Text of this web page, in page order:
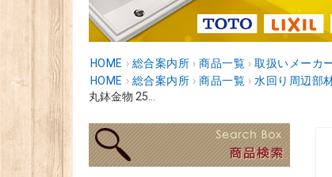
HOME › 総合案内所 › 商品一覧 › 取扱いメーカ
HOME › 総合案内所 › 商品一覧 › 水回り周辺部
丸鉢金物 25...